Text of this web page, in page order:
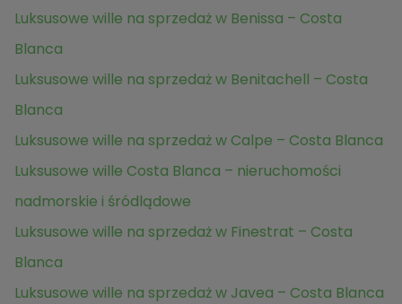
Luksusowe wille na sprzedaż w Benissa – Costa
Blanca
Luksusowe wille na sprzedaż w Benitachell – Costa
Blanca
Luksusowe wille na sprzedaż w Calpe – Costa Blanca
Luksusowe wille Costa Blanca – nieruchomości
nadmorskie i śródlądowe
Luksusowe wille na sprzedaż w Finestrat – Costa
Blanca
Luksusowe wille na sprzedaż w Javea – Costa Blanca